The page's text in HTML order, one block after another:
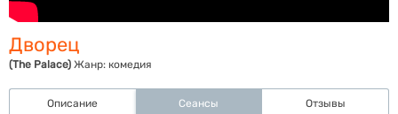
Дворец
(The Palace) Жанр: комедия
Описание Сеансы Отзывы